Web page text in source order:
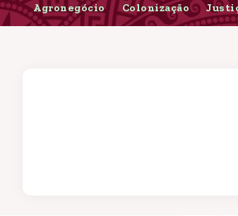
Agronegócio Colonização